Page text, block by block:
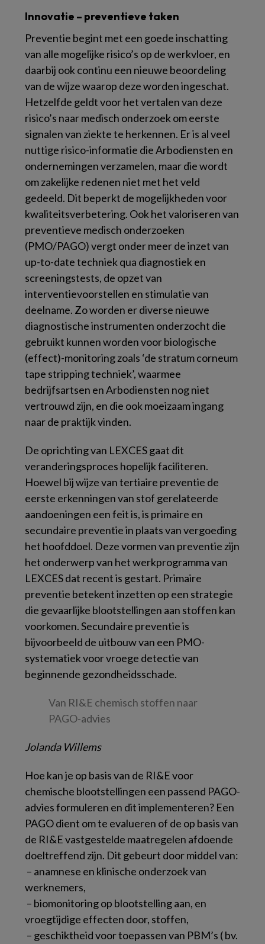
Innovatie – preventieve taken
Preventie begint met een goede inschatting
van alle mogelijke risico’s op de werkvloer, en
daarbij ook continu een nieuwe beoordeling
van de wijze waarop deze worden ingeschat.
Hetzelfde geldt voor het vertalen van deze
risico’s naar medisch onderzoek om eerste
signalen van ziekte te herkennen. Er is al veel
nuttige risico-informatie die Arbodiensten en
ondernemingen verzamelen, maar die wordt
om zakelijke redenen niet met het veld
gedeeld. Dit beperkt de mogelijkheden voor
kwaliteitsverbetering. Ook het valoriseren van
preventieve medisch onderzoeken
(PMO/PAGO) vergt onder meer de inzet van
up-to-date techniek qua diagnostiek en
screeningstests, de opzet van
interventievoorstellen en stimulatie van
deelname. Zo worden er diverse nieuwe
diagnostische instrumenten onderzocht die
gebruikt kunnen worden voor biologische
(effect)-monitoring zoals ‘de stratum corneum
tape stripping techniek’, waarmee
bedrijfsartsen en Arbodiensten nog niet
vertrouwd zijn, en die ook moeizaam ingang
naar de praktijk vinden.
De oprichting van LEXCES gaat dit
veranderingsproces hopelijk faciliteren.
Hoewel bij wijze van tertiaire preventie de
eerste erkenningen van stof gerelateerde
aandoeningen een feit is, is primaire en
secundaire preventie in plaats van vergoeding
het hoofddoel. Deze vormen van preventie zijn
het onderwerp van het werkprogramma van
LEXCES dat recent is gestart. Primaire
preventie betekent inzetten op een strategie
die gevaarlijke blootstellingen aan stoffen kan
voorkomen. Secundaire preventie is
bijvoorbeeld de uitbouw van een PMO-
systematiek voor vroege detectie van
beginnende gezondheidsschade.
Van RI&E chemisch stoffen naar
PAGO-advies
Jolanda Willems
Hoe kan je op basis van de RI&E voor
chemische blootstellingen een passend PAGO-
advies formuleren en dit implementeren? Een
PAGO dient om te evalueren of de op basis van
de RI&E vastgestelde maatregelen afdoende
doeltreffend zijn. Dit gebeurt door middel van:
­ – anamnese en klinische onderzoek van
werknemers,
­ – biomonitoring op blootstelling aan, en
vroegtijdige effecten door, stoffen,
­ – geschiktheid voor toepassen van PBM’s ( bv.